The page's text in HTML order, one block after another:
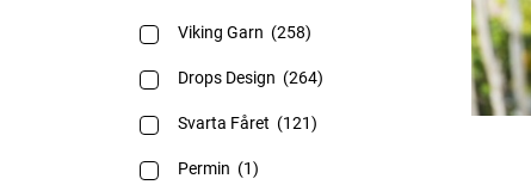
Viking Garn (258)
Drops Design (264)
Svarta Fåret (121)
Permin (1)